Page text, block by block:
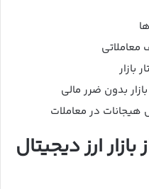
معاملاتی
بازار
بدون ضرر مالی
هیجانات در معاملات